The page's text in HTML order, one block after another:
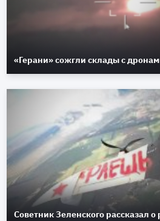
«Герани» сожгли склады с
Советник Зеленского рассказал